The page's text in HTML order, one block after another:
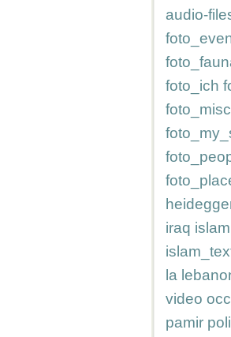
audio-
foto_ich
foto_misc
iraq islam
la
video
pamir